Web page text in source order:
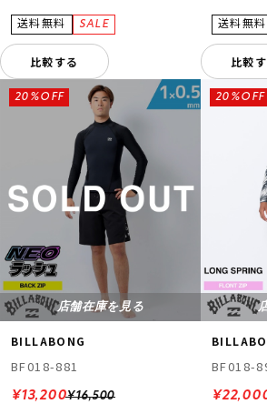
比較する 比較
店舗在庫を見る
BILLABONG
BF018-881
¥16,500
20%OFF
¥13,200
BF018-
20%OFF